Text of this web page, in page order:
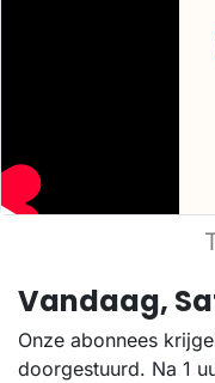
Vandaag,
Onze abonnees
doorgestuurd. Na 1